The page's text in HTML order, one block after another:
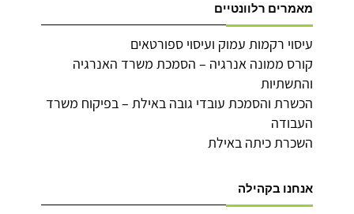
מאמרים רלוונטיים
עיסוי רקמות עמוק ועיסוי ספורטאים
קורס ממונה אנרגיה – הסמכת משרד האנרגיה
והתשתיות
הכשרת והסמכת עובדי גובה באילת – בפיקוח משרד
העבודה
השכרת כיתה באילת
אנחנו בקהילה